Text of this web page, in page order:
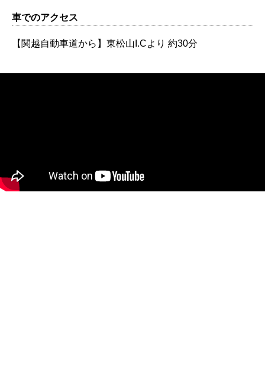
車でのアクセス
【関越自動車道から】東松山I.Cより 約30分